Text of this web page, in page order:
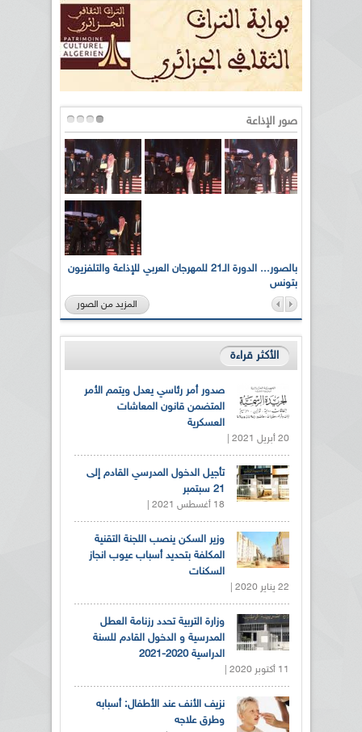
صور الإذاعة
بالصور... الدورة الـ21 للمهرجان العربي للإذاعة والتلفزيون
بتونس
المزيد من الصور
الأكثر قراءة
صدور أمر رئاسي يعدل ويتمم الأمر
المتضمن قانون المعاشات
العسكرية
20 أبريل 2021 |
تأجيل الدخول المدرسي القادم إلى
21 سبتمبر
18 أغسطس 2021 |
وزير السكن ينصب اللجنة التقنية
المكلفة بتحديد أسباب عيوب انجاز
السكنات
22 يناير 2020 |
وزارة التربية تحدد رزنامة العطل
المدرسية و الدخول القادم للسنة
الدراسية 2020-2021
11 أكتوبر 2020 |
نزيف الأنف عند الأطفال: أسبابه
وطرق علاجه